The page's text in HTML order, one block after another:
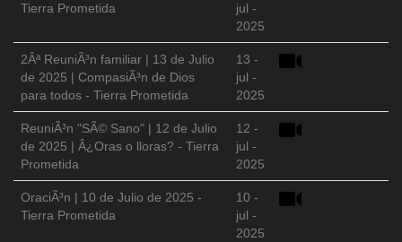
Tierra Prometida
jul -
2025
2Âª ReuniÃ³n familiar | 13 de Julio
de 2025 | CompasiÃ³n de Dios
para todos - Tierra Prometida
13 -
jul -
2025
ReuniÃ³n "SÃ© Sano" | 12 de Julio
de 2025 | Â¿Oras o lloras? - Tierra
Prometida
12 -
jul -
2025
OraciÃ³n | 10 de Julio de 2025 -
Tierra Prometida
10 -
jul -
2025